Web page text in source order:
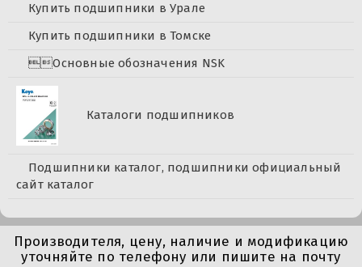
Купить подшипники в Урале
Купить подшипники в Томске
Основные обозначения NSK
Каталоги подшипников
Подшипники каталог, подшипники официальный
сайт каталог
Производителя, цену, наличие и модификацию
уточняйте по телефону или пишите на почту